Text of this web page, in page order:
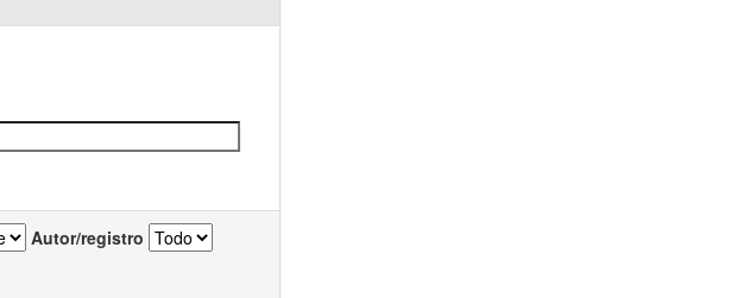
Autor/registro